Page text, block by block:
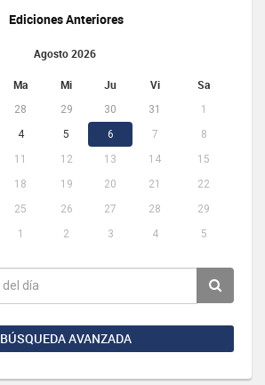
Ediciones Anteriores
Agosto 2026
Ma Mi Ju Vi Sa
28 29 30 31
1
4 5 6 7
8
11 12 13 14
15
18 19 20 21
22
25 26 27 28
29
1 2 3 4 5
BÚSQUEDA AVANZADA